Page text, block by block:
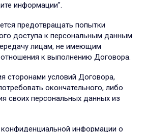
информации".
предотвращать попытки
доступа к персональным данным
лицам, не имеющим
к выполнению Договора.
сторонами условий Договора,
окончательного, либо
своих персональных данных из
информации о